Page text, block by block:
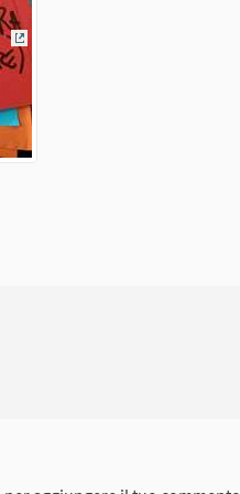
(Collegamento esterno)